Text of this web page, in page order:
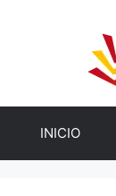
INICIO